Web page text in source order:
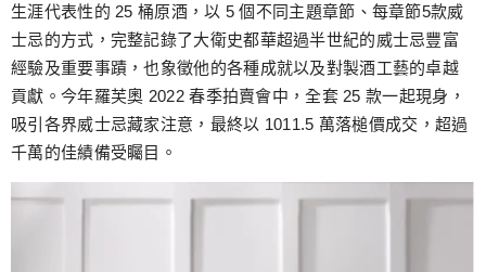
生涯代表性的 25 桶原酒，以 5 個不同主題章節、每章節5款威
士忌的方式，完整記錄了大衛史都華超過半世紀的威士忌豐富
經驗及重要事蹟，也象徵他的各種成就以及對製酒工藝的卓越
貢獻。今年羅芙奧 2022 春季拍賣會中，全套 25 款一起現身，
吸引各界威士忌藏家注意，最終以 1011.5 萬落槌價成交，超過
千萬的佳績備受矚目。